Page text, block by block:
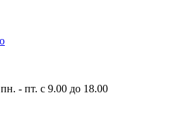
пн. - пт. с 9.00 до 18.00